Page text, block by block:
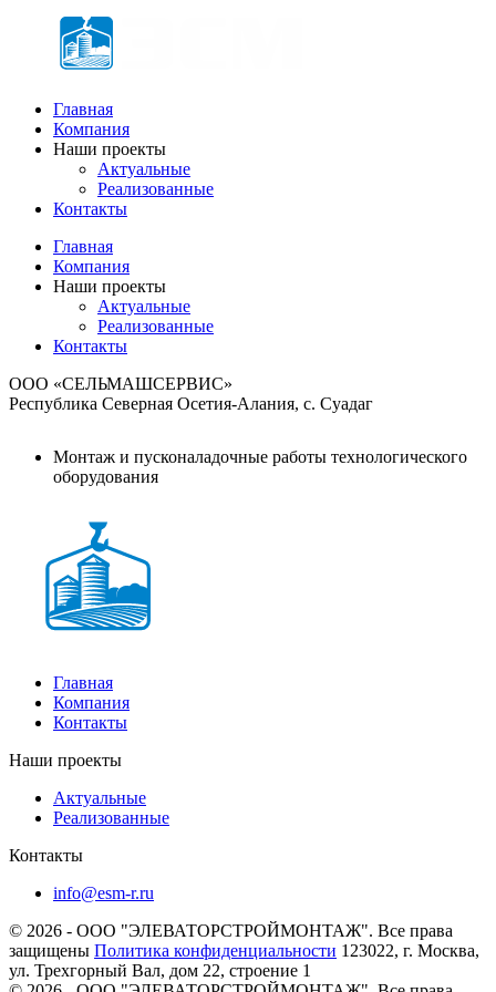
Главная
Компания
Наши проекты
Актуальные
Реализованные
Контакты
Главная
Компания
Наши проекты
Актуальные
Реализованные
Контакты
ООО «СЕЛЬМАШСЕРВИС»
Республика Северная Осетия-Алания, с. Суадаг
Монтаж и пусконаладочные работы технологического
оборудования
Главная
Компания
Контакты
Наши проекты
Актуальные
Реализованные
Контакты
info@esm-r.ru
© 2026 - ООО "ЭЛЕВАТОРСТРОЙМОНТАЖ". Все права
защищены Политика конфиденциальности 123022, г. Москва,
ул. Трехгорный Вал, дом 22, строение 1